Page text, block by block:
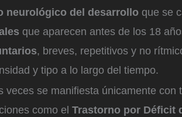
neurológico del desarrollo que se
que aparecen antes de los 18
, breves, repetitivos y no
y tipo a lo largo del tiempo.
veces se manifiesta únicamente
como el Trastorno por Déficit